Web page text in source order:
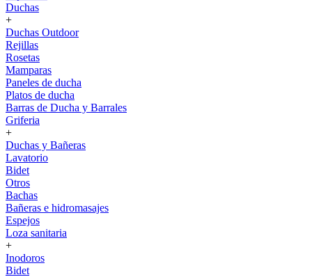
Duchas
+
Duchas Outdoor
Rejillas
Rosetas
Mamparas
Paneles de ducha
Platos de ducha
Barras de Ducha y Barrales
Griferia
+
Duchas y Bañeras
Lavatorio
Bidet
Otros
Bachas
Bañeras e hidromasajes
Espejos
Loza sanitaria
+
Inodoros
Bidet